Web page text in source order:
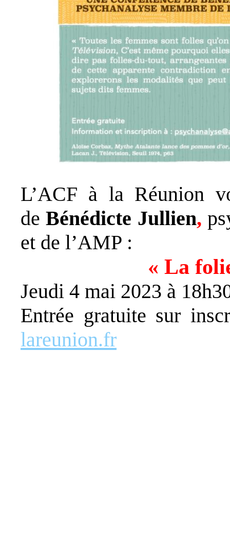
L’ACF à la Réunion
deBénédicte Jullien,
et de l’AMP :
« La
Jeudi 4 mai 2023 à
Entrée gratuite sur
lareunion.fr